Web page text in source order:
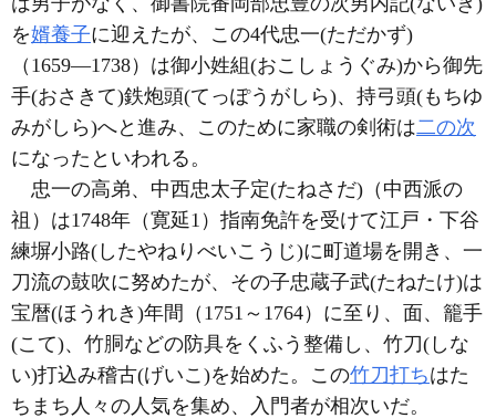
を婿養子に迎えたが、この4代忠一(ただかず)
（1659―1738）は御小姓組(おこしょうぐみ)から御先
手(おさきて)鉄炮頭(てっぽうがしら)、持弓頭(もちゆ
みがしら)へと進み、このために家職の剣術は二の次
になったといわれる。
忠一の高弟、中西忠太子定(たねさだ)（中西派の
祖）は1748年（寛延1）指南免許を受けて江戸・下谷
練塀小路(したやねりべいこうじ)に町道場を開き、一
刀流の鼓吹に努めたが、その子忠蔵子武(たねたけ)は
宝暦(ほうれき)年間（1751～1764）に至り、面、籠手
(こて)、竹胴などの防具をくふう整備し、竹刀(しな
い)打込み稽古(げいこ)を始めた。この竹刀打ちはた
ちまち人々の人気を集め、入門者が相次いだ。